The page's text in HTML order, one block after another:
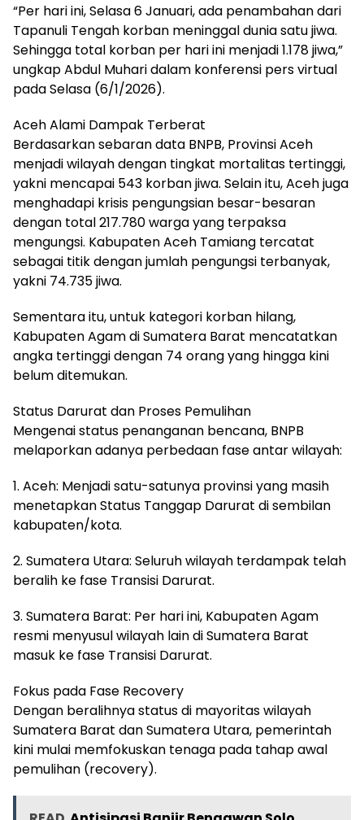
“Per hari ini, Selasa 6 Januari, ada penambahan dari
Tapanuli Tengah korban meninggal dunia satu jiwa.
Sehingga total korban per hari ini menjadi 1.178 jiwa,”
ungkap Abdul Muhari dalam konferensi pers virtual
pada Selasa (6/1/2026).
Aceh Alami Dampak Terberat
Berdasarkan sebaran data BNPB, Provinsi Aceh
menjadi wilayah dengan tingkat mortalitas tertinggi,
yakni mencapai 543 korban jiwa. Selain itu, Aceh juga
menghadapi krisis pengungsian besar-besaran
dengan total 217.780 warga yang terpaksa
mengungsi. Kabupaten Aceh Tamiang tercatat
sebagai titik dengan jumlah pengungsi terbanyak,
yakni 74.735 jiwa.
Sementara itu, untuk kategori korban hilang,
Kabupaten Agam di Sumatera Barat mencatatkan
angka tertinggi dengan 74 orang yang hingga kini
belum ditemukan.
Status Darurat dan Proses Pemulihan
Mengenai status penanganan bencana, BNPB
melaporkan adanya perbedaan fase antar wilayah:
1. Aceh: Menjadi satu-satunya provinsi yang masih
menetapkan Status Tanggap Darurat di sembilan
kabupaten/kota.
2. Sumatera Utara: Seluruh wilayah terdampak telah
beralih ke fase Transisi Darurat.
3. Sumatera Barat: Per hari ini, Kabupaten Agam
resmi menyusul wilayah lain di Sumatera Barat
masuk ke fase Transisi Darurat.
Fokus pada Fase Recovery
Dengan beralihnya status di mayoritas wilayah
Sumatera Barat dan Sumatera Utara, pemerintah
kini mulai memfokuskan tenaga pada tahap awal
pemulihan (recovery).